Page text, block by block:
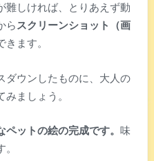
難しければ、とりあえず動
ら スクリーンショット（画
きます。
ダウンしたものに、大人の
ましょう。
ットの絵の完成です。 味